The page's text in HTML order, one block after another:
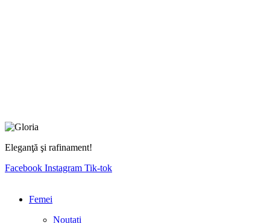
Eleganţă şi rafinament!
Facebook Instagram Tik-tok
Femei
Noutati